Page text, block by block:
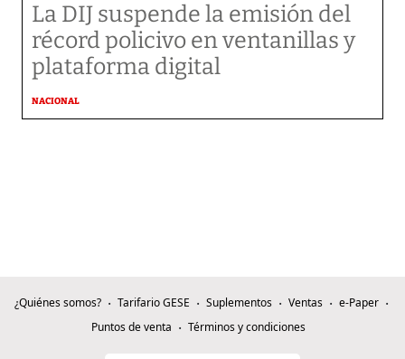
La DIJ suspende la emisión del
récord policivo en ventanillas y
plataforma digital
NACIONAL
¿Quiénes somos? Tarifario GESE Suplementos Ventas
e-Paper
Puntos de venta
Términos y condiciones